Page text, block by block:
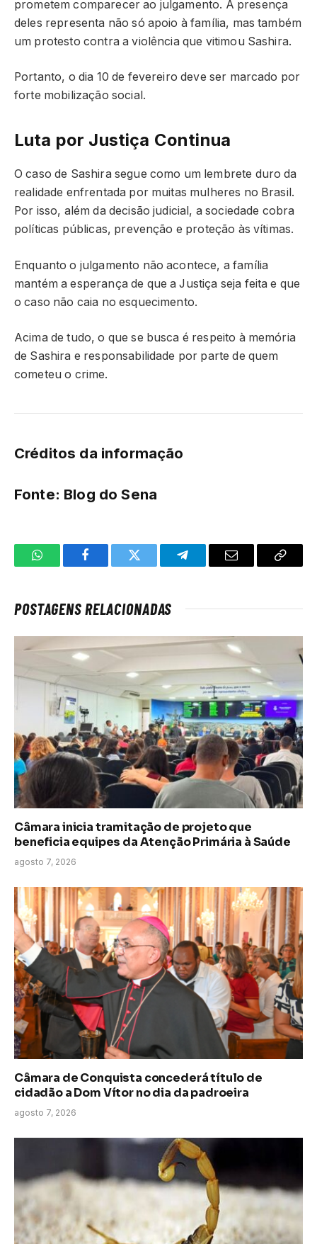
prometem comparecer ao julgamento. A presença
deles representa não só apoio à família, mas também
um protesto contra a violência que vitimou Sashira.
Portanto, o dia 10 de fevereiro deve ser marcado por
forte mobilização social.
Luta por Justiça Continua
O caso de Sashira segue como um lembrete duro da
realidade enfrentada por muitas mulheres no Brasil.
Por isso, além da decisão judicial, a sociedade cobra
políticas públicas, prevenção e proteção às vítimas.
Enquanto o julgamento não acontece, a família
mantém a esperança de que a Justiça seja feita e que
o caso não caia no esquecimento.
Acima de tudo, o que se busca é respeito à memória
de Sashira e responsabilidade por parte de quem
cometeu o crime.
Créditos da informação
Fonte: Blog do Sena
WhatsAppFacebookTwitter TelegramaE-
Copiar
POSTAGENS RELACIONADAS
Câmara inicia tramitação de projeto que
beneficia equipes da Atenção Primária à Saúde
agosto 7, 2026
Câmara de Conquista concederá título de
cidadão a Dom Vítor no dia da padroeira
agosto 7, 2026